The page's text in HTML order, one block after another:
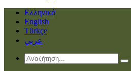
Ελληνικά
English
Türkçe
عربي